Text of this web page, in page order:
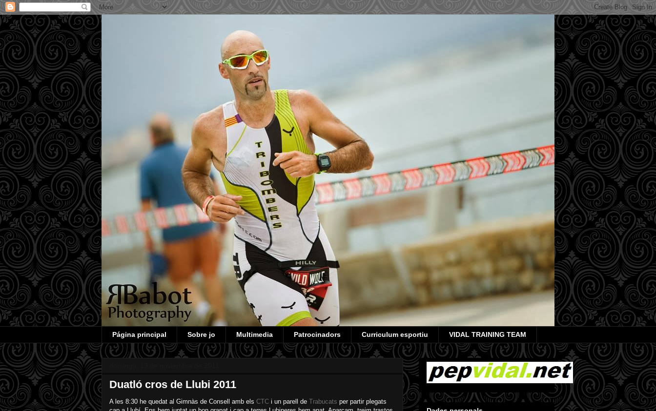
Página principal Sobre jo Multimedia Patrocinadors Curriculum esportiu VIDAL TRAINING TEAM
Duatló cros de Llubi 2011
A les 8:30 he quedat al Gimnàs de Consell amb els CTC i un parell de Trabucats per partir plegats